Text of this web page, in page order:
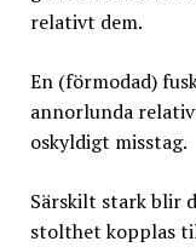
relativt dem.
En (förmodad)
annorlunda
oskyldigt misstag.
Särskilt stark blir
stolthet kopplas